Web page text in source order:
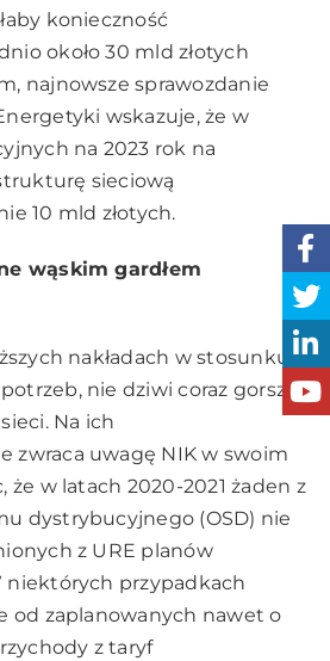
konieczność
około 30 mld złotych
najnowsze sprawozdanie
wskazuje, że w
na 2023 rok na
sieciową
10 mld złotych.
wąskim gardłem
nakładach w stosunku
nie dziwi coraz gorsza
Na ich
zwraca uwagę NIK w swoim
że w latach 2020-2021 żaden z
dystrybucyjnego (OSD) nie
z URE planów
niektórych przypadkach
od zaplanowanych nawet o
z taryf